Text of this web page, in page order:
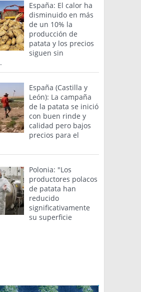
España: El calor ha
disminuido en más
de un 10% la
producción de
patata y los precios
siguen sin
España (Castilla y
León): La campaña
de la patata se inició
con buen rinde y
calidad pero bajos
precios para el
Polonia: "Los
productores polacos
de patata han
reducido
significativamente
su superficie